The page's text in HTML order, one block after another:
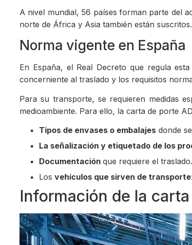
A nivel mundial, 56 países forman parte del
norte de África y Asia también están
Norma vigente en España
En España, el Real Decreto que regula
concerniente al traslado y los requisitos
Para su transporte, se requieren medidas
medioambiente. Para ello, la carta de porte
Tipos de envases o embalajes donde
La señalización y etiquetado de los
Documentación que requiere el traslado.
Los vehículos que sirven de transporte
Información de la